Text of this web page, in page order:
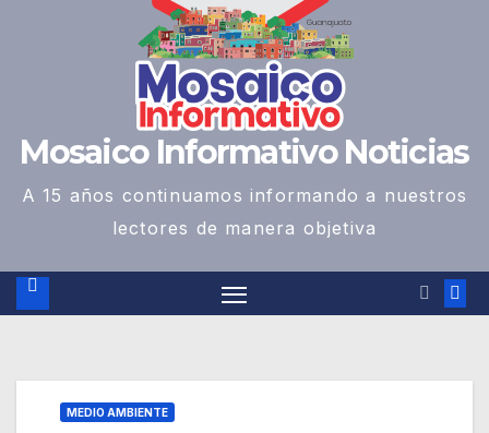
Mosaico Informativo Noticias
A 15 años continuamos informando a nuestros
lectores de manera objetiva
MEDIO AMBIENTE